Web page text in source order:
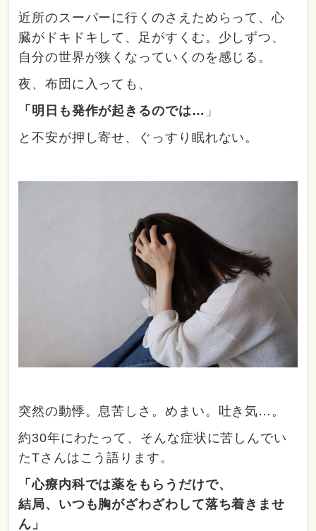
近所のスーパーに行くのさえためらって、心
臓がドキドキして、足がすくむ。少しずつ、
自分の世界が狭くなっていくのを感じる。
夜、布団に入っても、
「明日も発作が起きるのでは… 」
と不安が押し寄せ、ぐっすり眠れない。
突然の動悸。息苦しさ。めまい。吐き気…。
約30年にわたって、そんな症状に苦しんでい
たTさんはこう語ります。
「心療内科では薬をもらうだけで、
結局、いつも胸がざわざわして落ち着きませ
ん」